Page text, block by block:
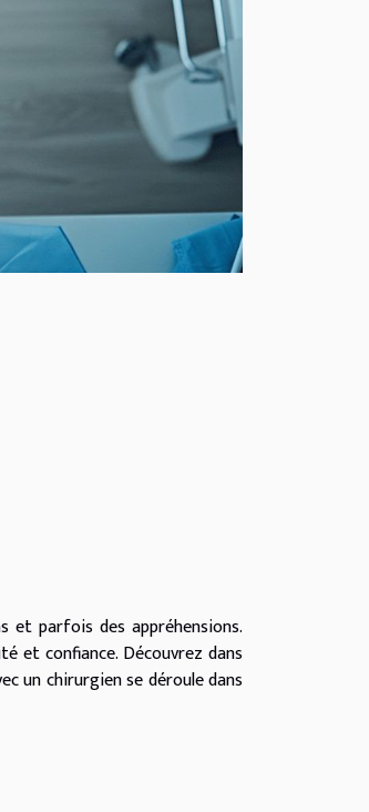
et parfois des appréhensions.
et confiance. Découvrez dans
un chirurgien se déroule dans